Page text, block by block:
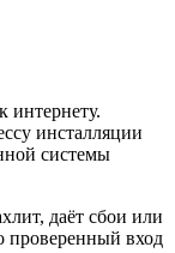
интернету.
инсталляции
системы
даёт сбои или
проверенный вход